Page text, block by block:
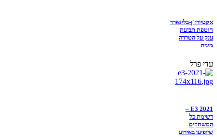
אקטיוויז'ן-בליזארד
חוטפת תביעת
ענק על הטרדה
מינית
עדי פרל
E3 2021 –
רשימת כל
המשחקים
שיופיעו באירוע